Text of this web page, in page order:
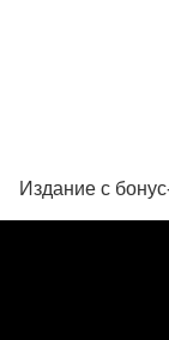
Издание с